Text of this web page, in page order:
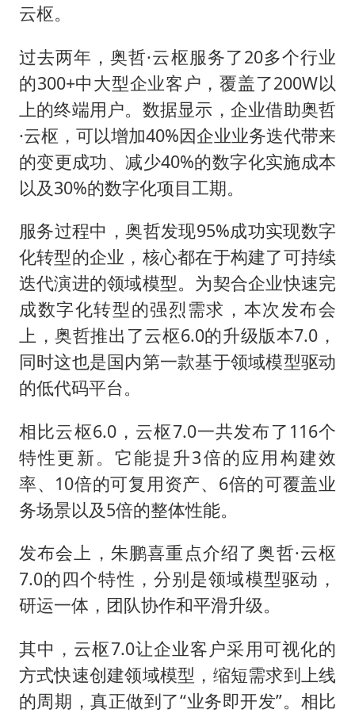
云枢。
过去两年，奥哲·云枢服务了20多个行业
的300+中大型企业客户，覆盖了200W以
上的终端用户。数据显示，企业借助奥哲
·云枢，可以增加40%因企业业务迭代带来
的变更成功、减少40%的数字化实施成本
以及30%的数字化项目工期。
服务过程中，奥哲发现95%成功实现数字
化转型的企业，核心都在于构建了可持续
迭代演进的领域模型。为契合企业快速完
成数字化转型的强烈需求，本次发布会
上，奥哲推出了云枢6.0的升级版本7.0，
同时这也是国内第一款基于领域模型驱动
的低代码平台。
相比云枢6.0，云枢7.0一共发布了116个
特性更新。它能提升3倍的应用构建效
率、10倍的可复用资产、6倍的可覆盖业
务场景以及5倍的整体性能。
发布会上，朱鹏喜重点介绍了奥哲·云枢
7.0的四个特性，分别是领域模型驱动，
研运一体，团队协作和平滑升级。
其中，云枢7.0让企业客户采用可视化的
方式快速创建领域模型，缩短需求到上线
的周期，真正做到了“业务即开发”。相比